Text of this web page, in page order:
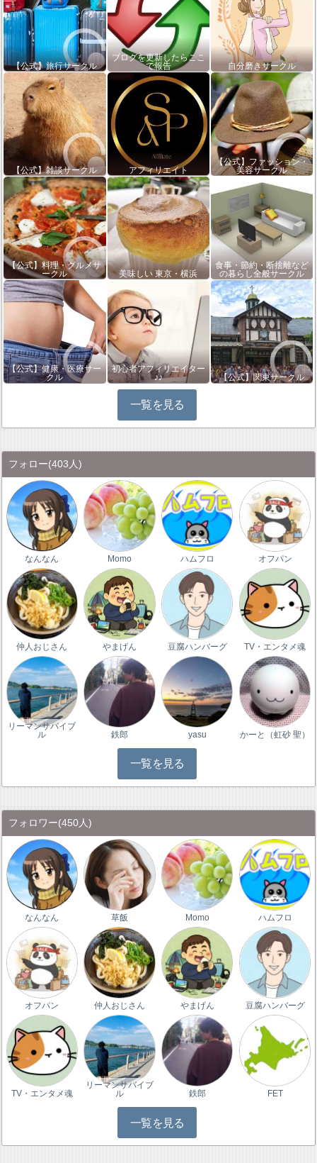
【公式】旅行サークル
ブログを更新したらここ
で報告
自分磨きサークル
【公式】雑談サークル アフィリエイト
【公式】ファッション・
美容サークル
【公式】料理・グルメサ
ークル
美味しい 東京・横浜
食事・節約・断捨離など
の暮らし全般サークル
【公式】健康・医療サー
クル
初心者アフィリエイター
♪♪
【公式】関東サークル
一覧を見る
フォロー(403人)
なんなん Momo ハムフロ オフパン
仲人おじさん やまげん 豆腐ハンバーグ TV・エンタメ魂
リーマンサバイブ
ル
鉄郎 yasu かーと（虹砂 聖）
一覧を見る
フォロワー(450人)
なんなん 草飯 Momo ハムフロ
オフパン 仲人おじさん やまげん 豆腐ハンバーグ
TV・エンタメ魂
リーマンサバイブ
ル
鉄郎 FET
一覧を見る